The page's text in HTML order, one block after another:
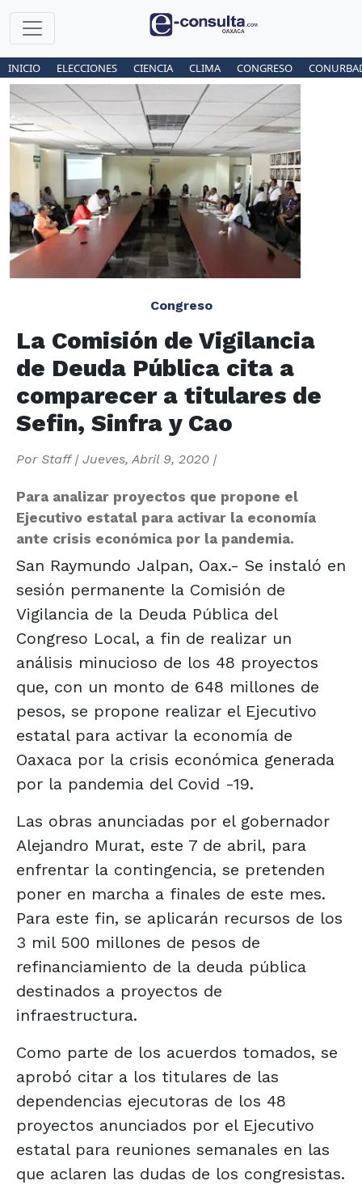
INICIO ELECCIONES CIENCIA CLIMA CONGRESO
Congreso
La Comisión de Vigilancia
de Deuda Pública cita a
comparecer a titulares de
Sefin, Sinfra y Cao
Por Staff| Jueves, Abril 9, 2020 |
Para analizar proyectos que propone el
Ejecutivo estatal para activar la economía
ante crisis económica por la pandemia.
San Raymundo Jalpan, Oax.- Se instaló en
sesión permanente la Comisión de
Vigilancia de la Deuda Pública del
Congreso Local, a fin de realizar un
análisis minucioso de los 48 proyectos
que, con un monto de 648 millones de
pesos, se propone realizar el Ejecutivo
estatal para activar la economía de
Oaxaca por la crisis económica generada
por la pandemia del Covid -19.
Las obras anunciadas por el gobernador
Alejandro Murat, este 7 de abril, para
enfrentar la contingencia, se pretenden
poner en marcha a finales de este mes.
Para este fin, se aplicarán recursos de los
3 mil 500 millones de pesos de
refinanciamiento de la deuda pública
destinados a proyectos de
infraestructura.
Como parte de los acuerdos tomados, se
aprobó citar a los titulares de las
dependencias ejecutoras de los 48
proyectos anunciados por el Ejecutivo
estatal para reuniones semanales en las
que aclaren las dudas de los congresistas.